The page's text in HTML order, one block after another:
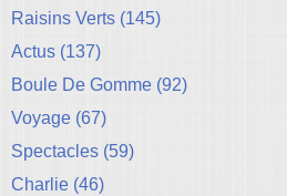
Raisins Verts (145)
Actus (137)
Boule De Gomme (92)
Voyage (67)
Spectacles (59)
Charlie (46)